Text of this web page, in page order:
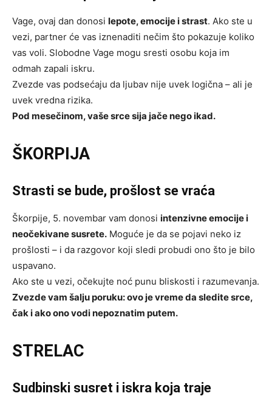
Vage, ovaj dan donosi lepote, emocije i strast. Ako ste u
vezi, partner će vas iznenaditi nečim što pokazuje koliko
vas voli. Slobodne Vage mogu sresti osobu koja im
odmah zapali iskru.
Zvezde vas podsećaju da ljubav nije uvek logična – ali je
uvek vredna rizika.
Pod mesečinom, vaše srce sija jače nego ikad.
ŠKORPIJA
Strasti se bude, prošlost se vraća
Škorpije, 5. novembar vam donosi intenzivne emocije i
neočekivane susrete. Moguće je da se pojavi neko iz
prošlosti – i da razgovor koji sledi probudi ono što je bilo
uspavano.
Ako ste u vezi, očekujte noć punu bliskosti i razumevanja.
Zvezde vam šalju poruku: ovo je vreme da sledite srce,
čak i ako ono vodi nepoznatim putem.
STRELAC
Sudbinski susret i iskra koja traje